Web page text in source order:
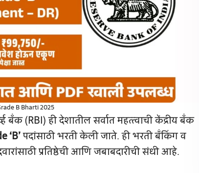
B Bharti 2025
बँक (RBI) ही देशातील सर्वात महत्त्वाची केंद्रीय बँक
‘B’पदांसाठी भरती केली जाते. ही भरती बँकिंग व
प्रतिष्ठेची आणि जबाबदारीची संधी आहे.